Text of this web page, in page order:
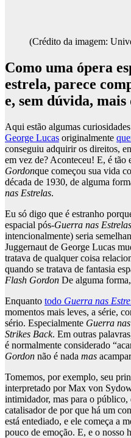
(Crédito da imagem:
Como uma ópera
estrela, parece
e, sem dúvida,
Aqui estão algumas
George Lucas originalmente
conseguiu adquirir os direitos,
em vez de? Aconteceu! E, é tão
Gordonque começou sua vida
década de 1930, de alguma
nas Estrelas.
Eu só digo que é estranho
espacial pós-Guerra nas Estrelas
intencionalmente) seria
Juggernaut de George Lucas
tratava de qualquer coisa
quando se tratava de fantasia
Flash Gordon De alguma
Enquanto todo Guerra nas
momentos mais leves, a série,
sério. Especialmente Guerra
Strikes Back. Em outras
é normalmente considerado
Gordon não é nada mas
Tomemos, por exemplo, seu
interpretado por Max von
intimidador, mas para o público,
catalisador de por que há um
está entediado, e ele começa a
pouco de emoção. E, e o nosso